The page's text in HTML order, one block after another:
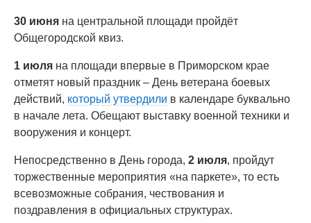
30 июня на центральной площади пройдёт
Общегородской квиз.
1 июля на площади впервые в Приморском крае
отметят новый праздник – День ветерана боевых
действий, который утвердили в календаре буквально
в начале лета. Обещают выставку военной техники и
вооружения и концерт.
Непосредственно в День города, 2 июля, пройдут
торжественные мероприятия «на паркете», то есть
всевозможные собрания, чествования и
поздравления в официальных структурах.